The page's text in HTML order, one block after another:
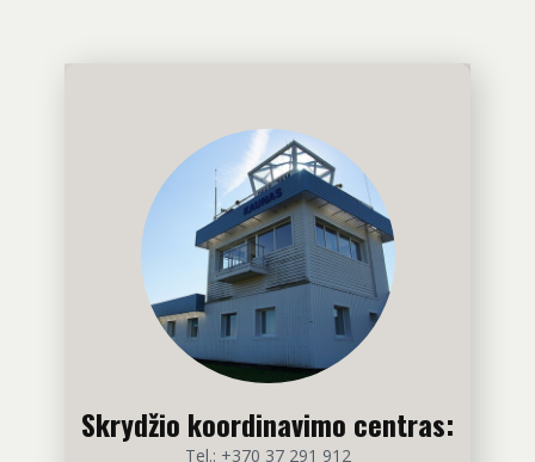
Skrydžio koordinavimo centras:
Tel.: +370 37 291 912